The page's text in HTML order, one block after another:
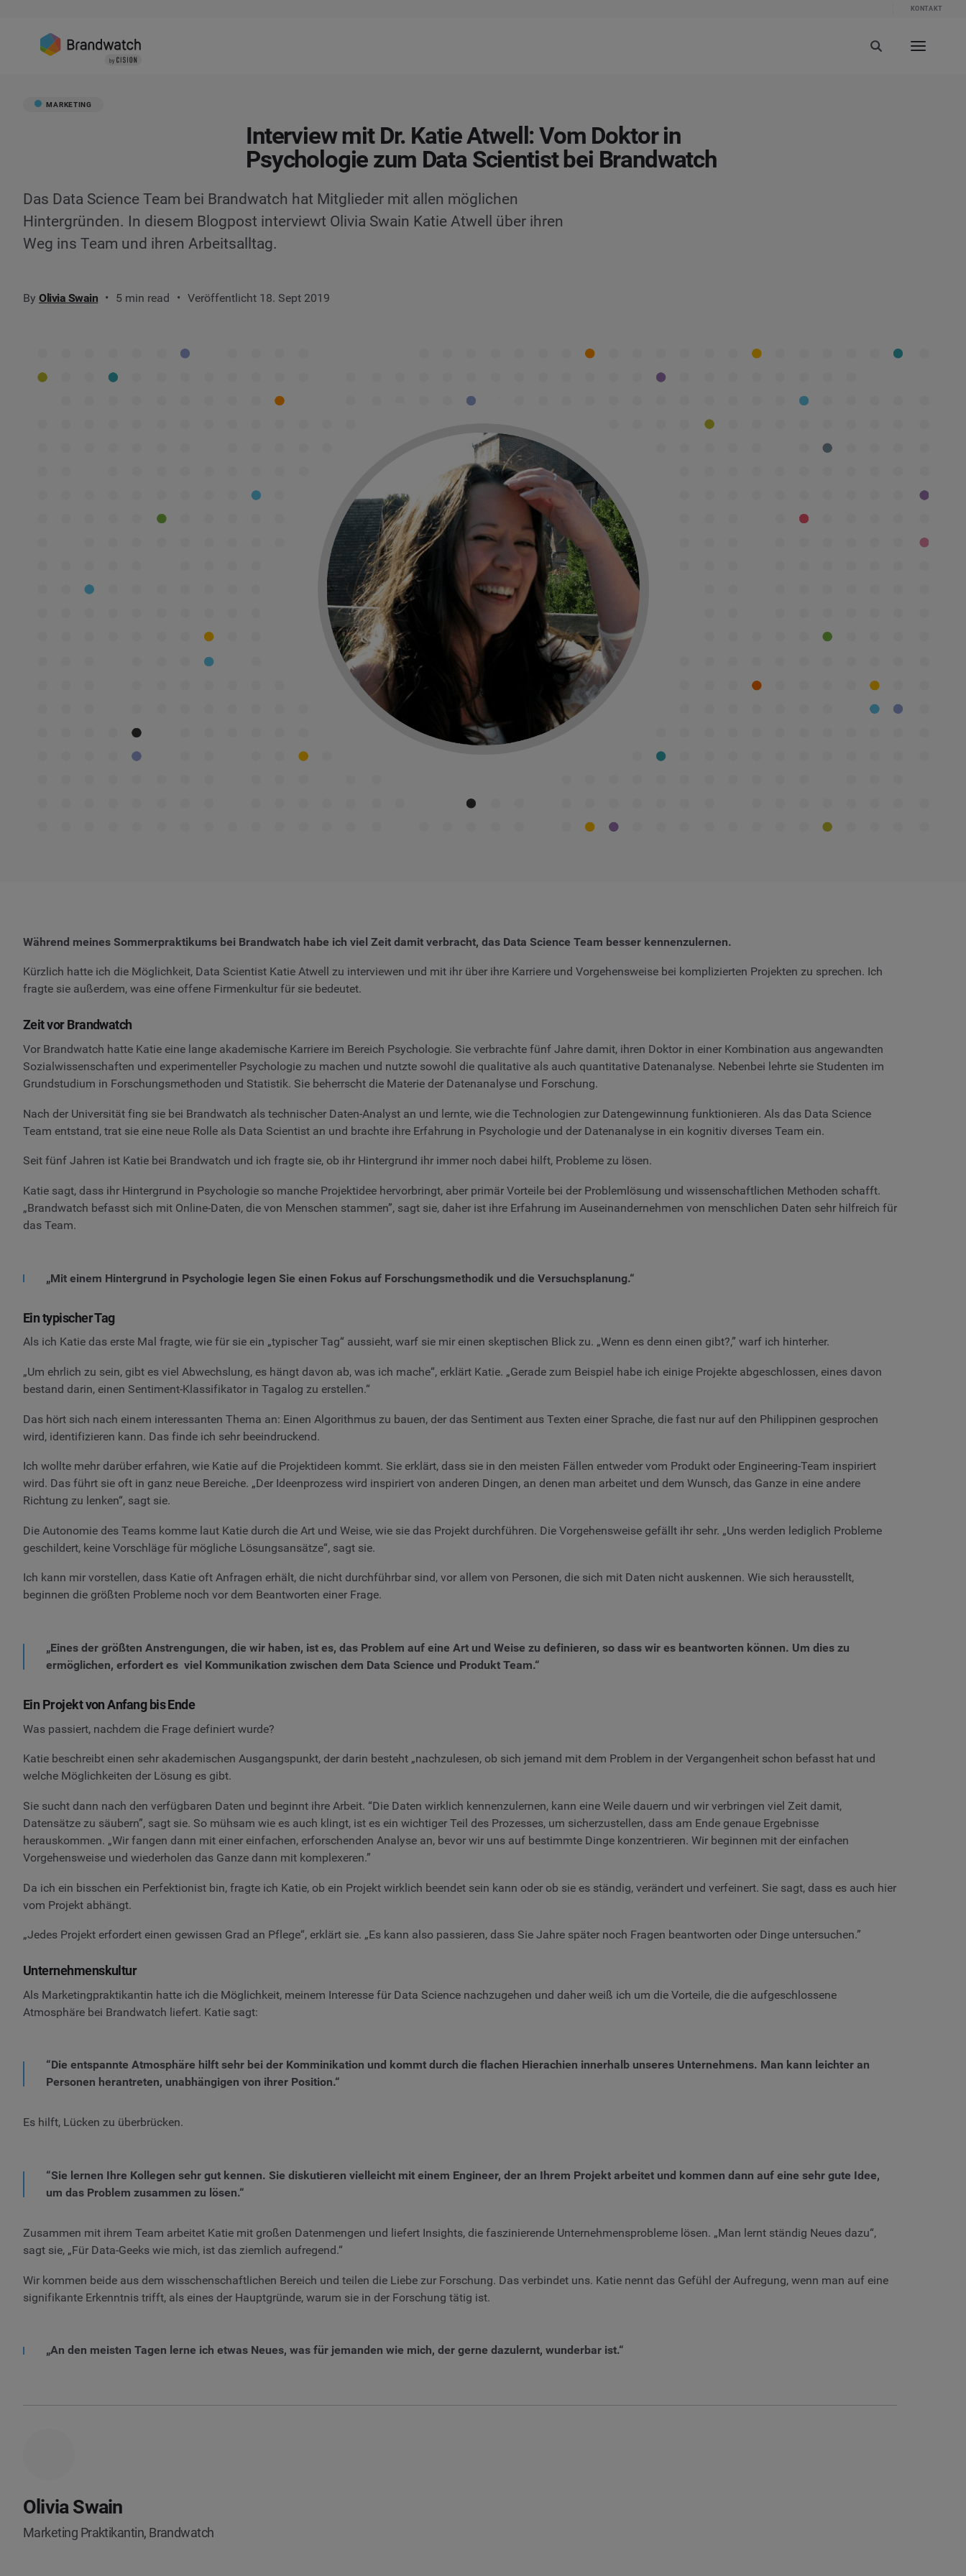
KONTAKT
MARKETING
Interview mit Dr. Katie Atwell: Vom Doktor in
Psychologie zum Data Scientist bei Brandwatch
Das Data Science Team bei Brandwatch hat Mitglieder mit allen möglichen
Hintergründen. In diesem Blogpost interviewt Olivia Swain Katie Atwell über ihren
Weg ins Team und ihren Arbeitsalltag.
By Olivia Swain 5 min read Veröffentlicht 18. Sept 2019
Während meines Sommerpraktikums bei Brandwatch habe ich viel Zeit damit verbracht, das Data Science Team besser kennenzulernen.
Kürzlich hatte ich die Möglichkeit, Data Scientist Katie Atwell zu interviewen und mit ihr über ihre Karriere und Vorgehensweise bei komplizierten Projekten zu sprechen. Ich
fragte sie außerdem, was eine offene Firmenkultur für sie bedeutet.
Zeit vor Brandwatch
Vor Brandwatch hatte Katie eine lange akademische Karriere im Bereich Psychologie. Sie verbrachte fünf Jahre damit, ihren Doktor in einer Kombination aus angewandten
Sozialwissenschaften und experimenteller Psychologie zu machen und nutzte sowohl die qualitative als auch quantitative Datenanalyse. Nebenbei lehrte sie Studenten im
Grundstudium in Forschungsmethoden und Statistik. Sie beherrscht die Materie der Datenanalyse und Forschung.
Nach der Universität fing sie bei Brandwatch als technischer Daten-Analyst an und lernte, wie die Technologien zur Datengewinnung funktionieren. Als das Data Science
Team entstand, trat sie eine neue Rolle als Data Scientist an und brachte ihre Erfahrung in Psychologie und der Datenanalyse in ein kognitiv diverses Team ein.
Seit fünf Jahren ist Katie bei Brandwatch und ich fragte sie, ob ihr Hintergrund ihr immer noch dabei hilft, Probleme zu lösen.
Katie sagt, dass ihr Hintergrund in Psychologie so manche Projektidee hervorbringt, aber primär Vorteile bei der Problemlösung und wissenschaftlichen Methoden schafft.
„Brandwatch befasst sich mit Online-Daten, die von Menschen stammen”, sagt sie, daher ist ihre Erfahrung im Auseinandernehmen von menschlichen Daten sehr hilfreich für
das Team.
„Mit einem Hintergrund in Psychologie legen Sie einen Fokus auf Forschungsmethodik und die Versuchsplanung.“
Ein typischer Tag
Als ich Katie das erste Mal fragte, wie für sie ein „typischer Tag“ aussieht, warf sie mir einen skeptischen Blick zu. „Wenn es denn einen gibt?,” warf ich hinterher.
„Um ehrlich zu sein, gibt es viel Abwechslung, es hängt davon ab, was ich mache“, erklärt Katie. „Gerade zum Beispiel habe ich einige Projekte abgeschlossen, eines davon
bestand darin, einen Sentiment-Klassifikator in Tagalog zu erstellen.“
Das hört sich nach einem interessanten Thema an: Einen Algorithmus zu bauen, der das Sentiment aus Texten einer Sprache, die fast nur auf den Philippinen gesprochen
wird, identifizieren kann. Das finde ich sehr beeindruckend.
Ich wollte mehr darüber erfahren, wie Katie auf die Projektideen kommt. Sie erklärt, dass sie in den meisten Fällen entweder vom Produkt oder Engineering-Team inspiriert
wird. Das führt sie oft in ganz neue Bereiche. „Der Ideenprozess wird inspiriert von anderen Dingen, an denen man arbeitet und dem Wunsch, das Ganze in eine andere
Richtung zu lenken“, sagt sie.
Die Autonomie des Teams komme laut Katie durch die Art und Weise, wie sie das Projekt durchführen. Die Vorgehensweise gefällt ihr sehr. „Uns werden lediglich Probleme
geschildert, keine Vorschläge für mögliche Lösungsansätze“, sagt sie.
Ich kann mir vorstellen, dass Katie oft Anfragen erhält, die nicht durchführbar sind, vor allem von Personen, die sich mit Daten nicht auskennen. Wie sich herausstellt,
beginnen die größten Probleme noch vor dem Beantworten einer Frage.
„Eines der größten Anstrengungen, die wir haben, ist es, das Problem auf eine Art und Weise zu definieren, so dass wir es beantworten können. Um dies zu
ermöglichen, erfordert es viel Kommunikation zwischen dem Data Science und Produkt Team.“
Ein Projekt von Anfang bis Ende
Was passiert, nachdem die Frage definiert wurde?
Katie beschreibt einen sehr akademischen Ausgangspunkt, der darin besteht „nachzulesen, ob sich jemand mit dem Problem in der Vergangenheit schon befasst hat und
welche Möglichkeiten der Lösung es gibt.
Sie sucht dann nach den verfügbaren Daten und beginnt ihre Arbeit. “Die Daten wirklich kennenzulernen, kann eine Weile dauern und wir verbringen viel Zeit damit,
Datensätze zu säubern”, sagt sie. So mühsam wie es auch klingt, ist es ein wichtiger Teil des Prozesses, um sicherzustellen, dass am Ende genaue Ergebnisse
herauskommen. „Wir fangen dann mit einer einfachen, erforschenden Analyse an, bevor wir uns auf bestimmte Dinge konzentrieren. Wir beginnen mit der einfachen
Vorgehensweise und wiederholen das Ganze dann mit komplexeren.”
Da ich ein bisschen ein Perfektionist bin, fragte ich Katie, ob ein Projekt wirklich beendet sein kann oder ob sie es ständig, verändert und verfeinert. Sie sagt, dass es auch hier
vom Projekt abhängt.
„Jedes Projekt erfordert einen gewissen Grad an Pflege“, erklärt sie. „Es kann also passieren, dass Sie Jahre später noch Fragen beantworten oder Dinge untersuchen.”
Unternehmenskultur
Als Marketingpraktikantin hatte ich die Möglichkeit, meinem Interesse für Data Science nachzugehen und daher weiß ich um die Vorteile, die die aufgeschlossene
Atmosphäre bei Brandwatch liefert. Katie sagt:
“Die entspannte Atmosphäre hilft sehr bei der Komminikation und kommt durch die flachen Hierachien innerhalb unseres Unternehmens. Man kann leichter an
Personen herantreten, unabhängigen von ihrer Position.“
Es hilft, Lücken zu überbrücken.
“Sie lernen Ihre Kollegen sehr gut kennen. Sie diskutieren vielleicht mit einem Engineer, der an Ihrem Projekt arbeitet und kommen dann auf eine sehr gute Idee,
um das Problem zusammen zu lösen.“
Zusammen mit ihrem Team arbeitet Katie mit großen Datenmengen und liefert Insights, die faszinierende Unternehmensprobleme lösen. „Man lernt ständig Neues dazu“,
sagt sie, „Für Data-Geeks wie mich, ist das ziemlich aufregend.“
Wir kommen beide aus dem wisschenschaftlichen Bereich und teilen die Liebe zur Forschung. Das verbindet uns. Katie nennt das Gefühl der Aufregung, wenn man auf eine
signifikante Erkenntnis trifft, als eines der Hauptgründe, warum sie in der Forschung tätig ist.
„An den meisten Tagen lerne ich etwas Neues, was für jemanden wie mich, der gerne dazulernt, wunderbar ist.“
Olivia Swain
Marketing Praktikantin, Brandwatch